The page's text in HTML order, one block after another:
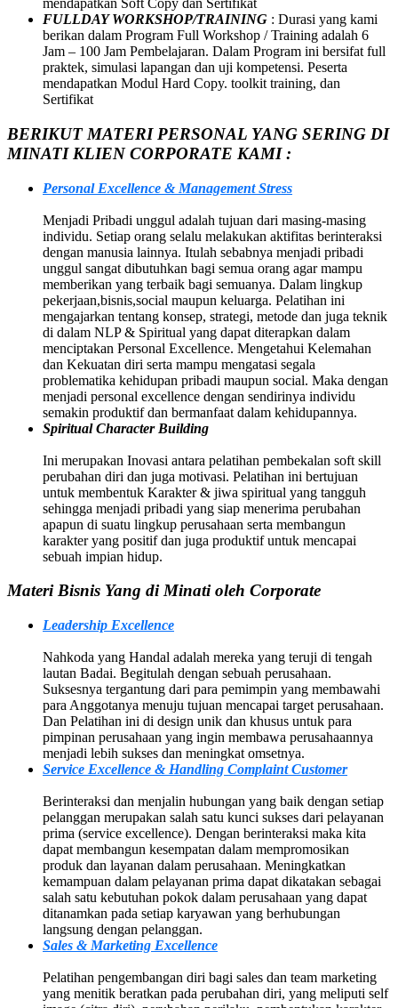
mendapatkan Soft Copy dan Sertifikat
FULLDAY WORKSHOP/TRAINING : Durasi yang kami
berikan dalam Program Full Workshop / Training adalah 6
Jam – 100 Jam Pembelajaran. Dalam Program ini bersifat full
praktek, simulasi lapangan dan uji kompetensi. Peserta
mendapatkan Modul Hard Copy. toolkit training, dan
Sertifikat
BERIKUT MATERI PERSONAL YANG SERING DI
MINATI KLIEN CORPORATE KAMI :
Personal Excellence & Management Stress
Menjadi Pribadi unggul adalah tujuan dari masing-masing
individu. Setiap orang selalu melakukan aktifitas berinteraksi
dengan manusia lainnya. Itulah sebabnya menjadi pribadi
unggul sangat dibutuhkan bagi semua orang agar mampu
memberikan yang terbaik bagi semuanya. Dalam lingkup
pekerjaan,bisnis,social maupun keluarga. Pelatihan ini
mengajarkan tentang konsep, strategi, metode dan juga teknik
di dalam NLP & Spiritual yang dapat diterapkan dalam
menciptakan Personal Excellence. Mengetahui Kelemahan
dan Kekuatan diri serta mampu mengatasi segala
problematika kehidupan pribadi maupun social. Maka dengan
menjadi personal excellence dengan sendirinya individu
semakin produktif dan bermanfaat dalam kehidupannya.
Spiritual Character Building
Ini merupakan Inovasi antara pelatihan pembekalan soft skill
perubahan diri dan juga motivasi. Pelatihan ini bertujuan
untuk membentuk Karakter & jiwa spiritual yang tangguh
sehingga menjadi pribadi yang siap menerima perubahan
apapun di suatu lingkup perusahaan serta membangun
karakter yang positif dan juga produktif untuk mencapai
sebuah impian hidup.
Materi Bisnis Yang di Minati oleh Corporate
Leadership Excellence
Nahkoda yang Handal adalah mereka yang teruji di tengah
lautan Badai. Begitulah dengan sebuah perusahaan.
Suksesnya tergantung dari para pemimpin yang membawahi
para Anggotanya menuju tujuan mencapai target perusahaan.
Dan Pelatihan ini di design unik dan khusus untuk para
pimpinan perusahaan yang ingin membawa perusahaannya
menjadi lebih sukses dan meningkat omsetnya.
Service Excellence & Handling Complaint Customer
Berinteraksi dan menjalin hubungan yang baik dengan setiap
pelanggan merupakan salah satu kunci sukses dari pelayanan
prima (service excellence). Dengan berinteraksi maka kita
dapat membangun kesempatan dalam mempromosikan
produk dan layanan dalam perusahaan. Meningkatkan
kemampuan dalam pelayanan prima dapat dikatakan sebagai
salah satu kebutuhan pokok dalam perusahaan yang dapat
ditanamkan pada setiap karyawan yang berhubungan
langsung dengan pelanggan.
Sales & Marketing Excellence
Pelatihan pengembangan diri bagi sales dan team marketing
yang menitik beratkan pada perubahan diri, yang meliputi self